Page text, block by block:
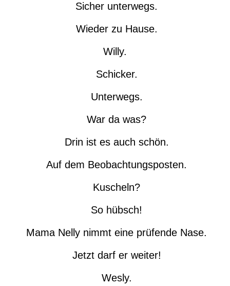
Sicher unterwegs.
Wieder zu Hause.
Willy.
Schicker.
Unterwegs.
War da was?
Drin ist es auch schön.
Auf dem Beobachtungsposten.
Kuscheln?
So hübsch!
Mama Nelly nimmt eine prüfende Nase.
Jetzt darf er weiter!
Wesly.